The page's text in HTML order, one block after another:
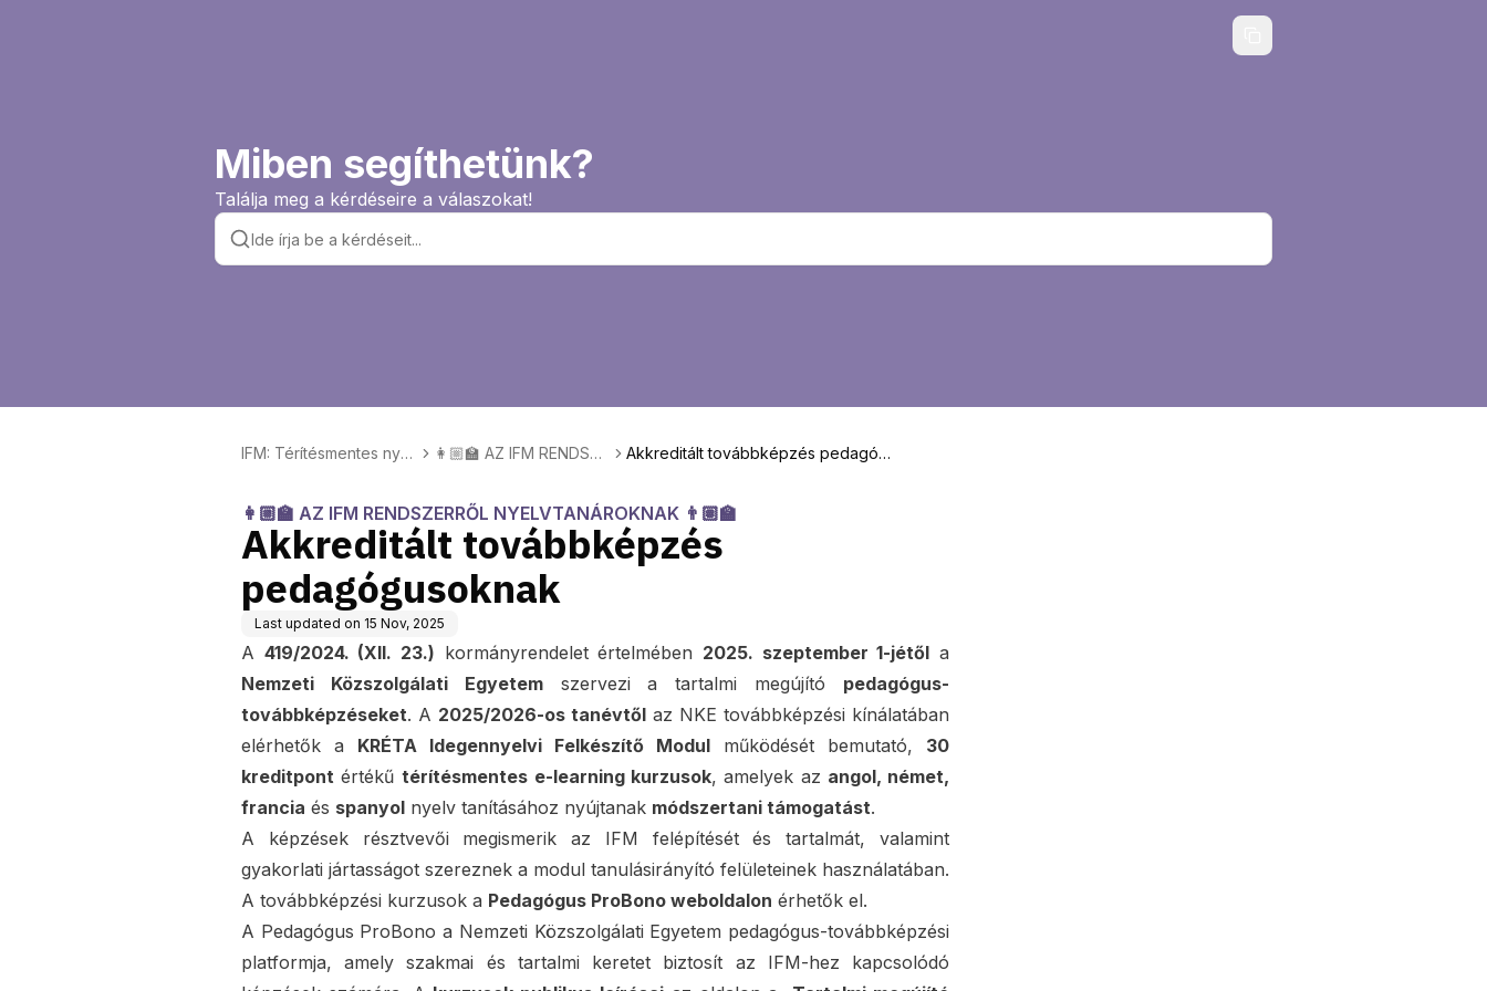
Miben segíthetünk?
Találja meg a kérdéseire a válaszokat!
IFM: Térítésmentes nyel
👩🏼‍🏫 AZ IFM RENDSZE
Akkreditált továbbképzés pedagóg
👩🏼‍🏫 AZ IFM RENDSZERRŐL NYELVTANÁROKNAK 👨🏽‍🏫
Akkreditált továbbképzés
pedagógusoknak
Last updated on 15 Nov, 2025
A 419/2024. (XII. 23.) kormányrendelet értelmében 2025. szeptember 1-jétől a
Nemzeti Közszolgálati Egyetemszervezi a tartalmi megújító pedagógus-
továbbképzéseket. A 2025/2026-os tanévtől az NKE továbbképzési kínálatában
elérhetők a KRÉTA Idegennyelvi Felkészítő Modul működését bemutató, 30
kreditpont értékű térítésmentes e-learning kurzusok, amelyek az angol, német,
francia és spanyol nyelv tanításához nyújtanak módszertani támogatást.
A képzések résztvevői megismerik az IFM felépítését és tartalmát, valamint
gyakorlati jártasságot szereznek a modul tanulásirányító felületeinek használatában.
A továbbképzési kurzusok a Pedagógus ProBono weboldalon érhetők el.
A Pedagógus ProBono a Nemzeti Közszolgálati Egyetem pedagógus-továbbképzési
platformja, amely szakmai és tartalmi keretet biztosít az IFM-hez kapcsolódó